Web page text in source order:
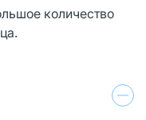
количество